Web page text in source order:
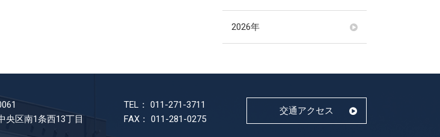
2026年
央区南1条西13丁目
TEL： 011-271-3711
FAX： 011-281-0275
交通アクセス